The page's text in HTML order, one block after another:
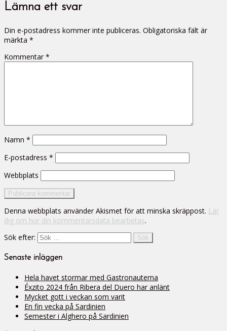
Lämna ett svar
Din e-postadress kommer inte publiceras. Obligatoriska fält är
märkta *
Kommentar *
Namn *
E-postadress *
Webbplats
Denna webbplats använder Akismet för att minska skräppost. Lär
dig om hur din kommentarsdata bearbetas.
Sök efter:
Senaste inläggen
Hela havet stormar med Gastronauterna
Éxzito 2024 från Ribera del Duero har anlänt
Mycket gott i veckan som varit
En fin vecka på Sardinien
Semester i Alghero på Sardinien